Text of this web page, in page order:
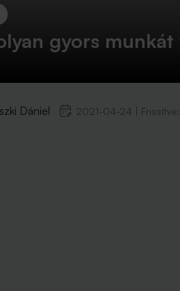
gyors
Dániel 2021-04-24 Frissítve: